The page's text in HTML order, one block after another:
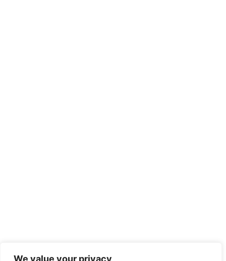
We value your privacy